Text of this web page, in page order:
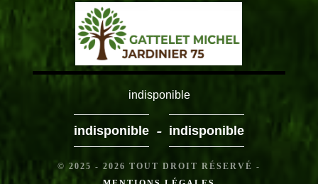
indisponible
indisponible - indisponible
© 2025 - 2026 TOUT DROIT RÉSERVÉ -